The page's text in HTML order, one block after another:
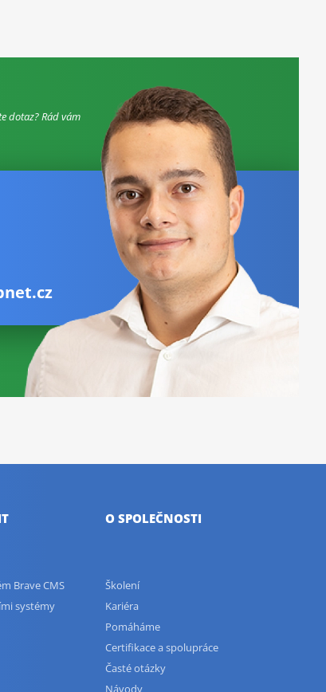
dotaz? Rád vám
Brave CMS
systémy
O SPOLEČNOSTI
Školení
Kariéra
Pomáháme
Certifikace a spolupráce
Časté otázky
Návody